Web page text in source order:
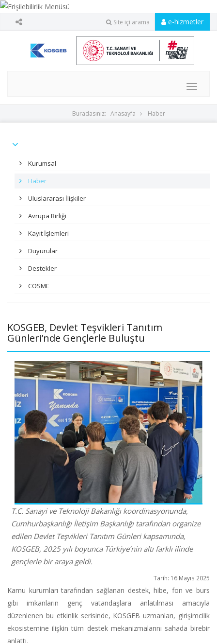
Site içi arama e-hizmetler
MENU
Buradasınız: Anasayfa Haber
Kurumsal
Haber
Uluslararası İlişkiler
Avrupa Birliği
Kayıt İşlemleri
Duyurular
Destekler
COSME
KOSGEB, Devlet Teşvikleri Tanıtım
Günleri’nde Gençlerle Buluştu
T.C. Sanayi ve Teknoloji Bakanlığı koordinasyonunda,
Cumhurbaşkanlığı İletişim Başkanlığı tarafından organize
edilen Devlet Teşvikleri Tanıtım Günleri kapsamında,
KOSGEB, 2025 yılı boyunca Türkiye’nin altı farklı ilinde
gençlerle bir araya geldi.
Tarih: 16 Mayıs 2025
Kamu kurumları tarafından sağlanan destek, hibe, fon ve burs
gibi imkanların genç vatandaşlara anlatılması amacıyla
düzenlenen bu etkinlik serisinde, KOSGEB uzmanları, girişimcilik
ekosistemine ilişkin tüm destek mekanizmalarını sahada birebir
anlattı.